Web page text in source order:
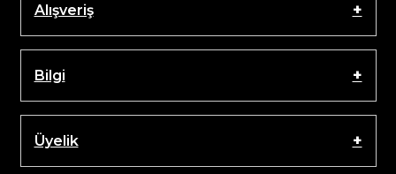
Alışveriş
Bilgi
Üyelik